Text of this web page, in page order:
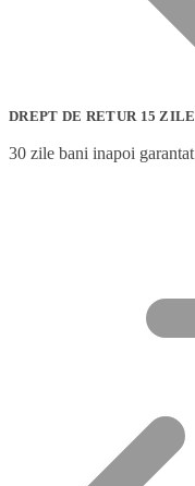
DREPT DE RETUR 15 ZILE
30 zile bani inapoi garantat